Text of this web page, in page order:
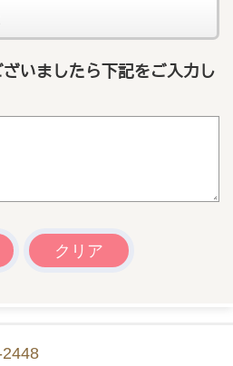
いましたら下記をご入力し
2448